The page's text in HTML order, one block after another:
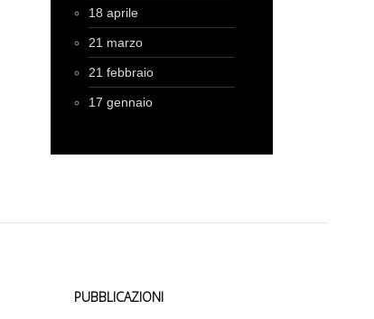
18 aprile
21 marzo
21 febbraio
17 gennaio
PUBBLICAZIONI